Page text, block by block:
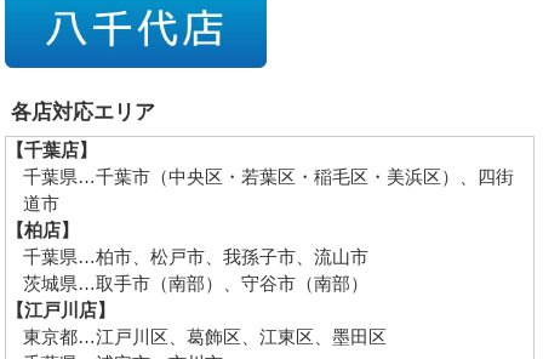
各店対応エリア
【千葉店】
千葉県…千葉市（中央区・若葉区・稲毛区・美浜区）、四街
道市
【柏店】
千葉県…柏市、松戸市、我孫子市、流山市
茨城県…取手市（南部）、守谷市（南部）
【江戸川店】
東京都…江戸川区、葛飾区、江東区、墨田区